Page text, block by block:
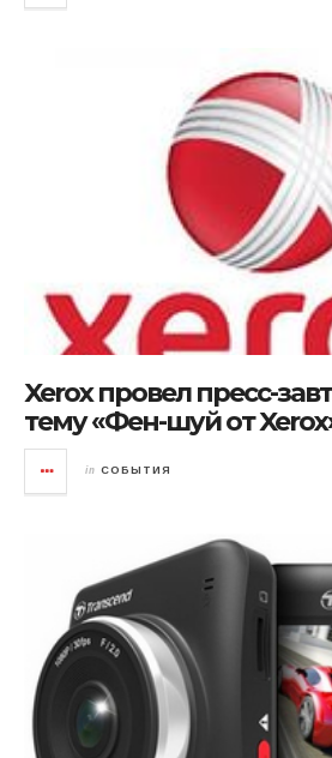
Xerox провел пресс-
тему «Фен-шуй от
in СОБЫТИЯ